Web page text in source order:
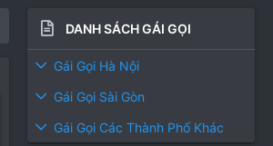
DANH SÁCH GÁI GỌI
Gái Gọi Hà Nội
Gái Gọi Sài Gòn
Gái Gọi Các Thành Phố Khác